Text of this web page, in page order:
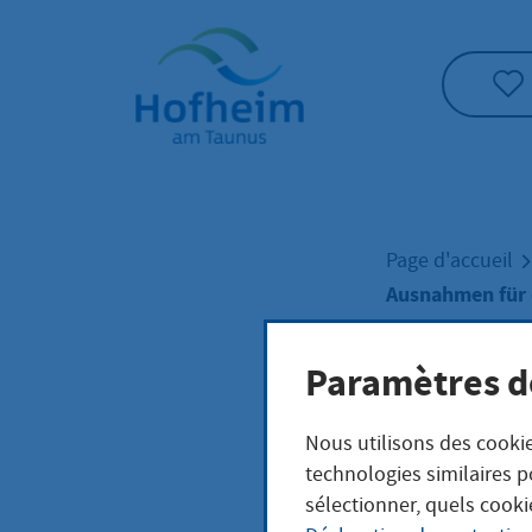
Accueil"
Page d'accueil
Ausnahmen
Paramètres
Nous utilisons des
technologies similaires
sélectionner, quels